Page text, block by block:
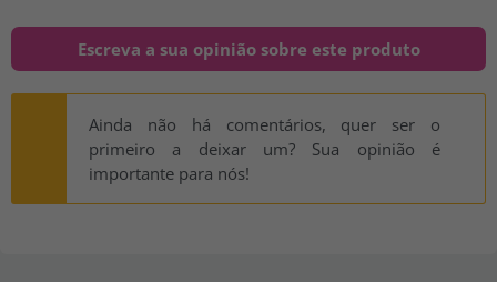
Escreva a sua opinião sobre este produto
Ainda não há comentários, quer ser o
primeiro a deixar um? Sua opinião é
importante para nós!